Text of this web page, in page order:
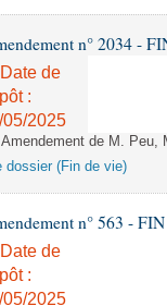
n° 2034 -
Date de
:
05/2025
Amendement de M. Peu,
dossier (Fin de vie)
n° 563 -
Date de
:
05/2025